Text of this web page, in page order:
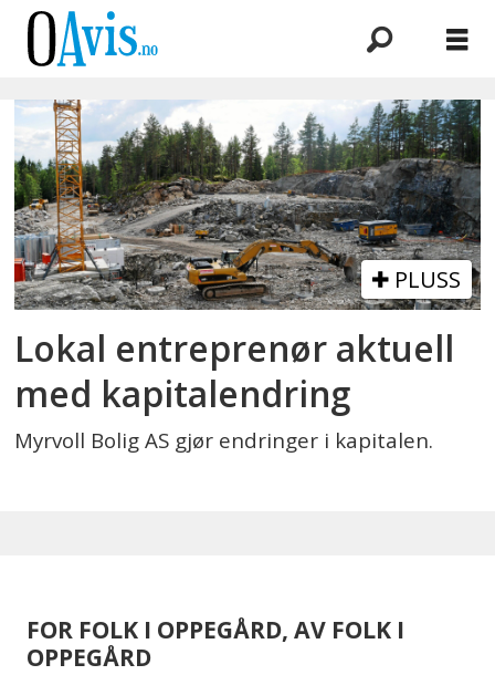
Emne:
myrvoll
bolig
as
PLUSS
Lokal entreprenør aktuell
med kapitalendring
Myrvoll Bolig AS gjør endringer i kapitalen.
FOR FOLK I OPPEGÅRD, AV FOLK I
OPPEGÅRD